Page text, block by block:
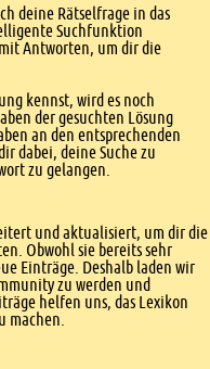
deine Rätselfrage in das
Suchfunktion
Antworten, um dir die
kennst, wird es noch
der gesuchten Lösung
an den entsprechenden
dabei, deine Suche zu
zu gelangen.
und aktualisiert, um dir die
Obwohl sie bereits sehr
Einträge. Deshalb laden wir
zu werden und
helfen uns, das Lexikon
machen.